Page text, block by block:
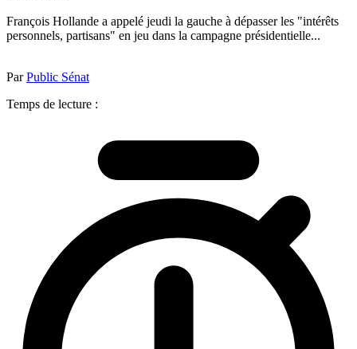
François Hollande a appelé jeudi la gauche à dépasser les "intérêts
personnels, partisans" en jeu dans la campagne présidentielle...
ParPublic Sénat
Temps de lecture :